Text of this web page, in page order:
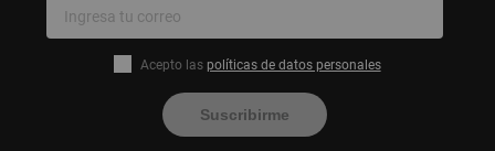
Acepto las políticas de datos personales
Suscribirme